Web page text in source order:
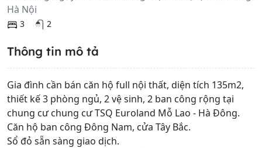
Hà Nội
3 2
Thông tin mô tả
Gia đình cần bán căn hộ full nội thất, diện tích 135m2,
thiết kế 3 phòng ngủ, 2 vệ sinh, 2 ban công rộng tại
chung cư chung cư TSQ Euroland Mỗ Lao - Hà Đông.
Căn hộ ban công Đông Nam, cửa Tây Bắc.
Sổ đỏ sẵn sàng giao dịch.